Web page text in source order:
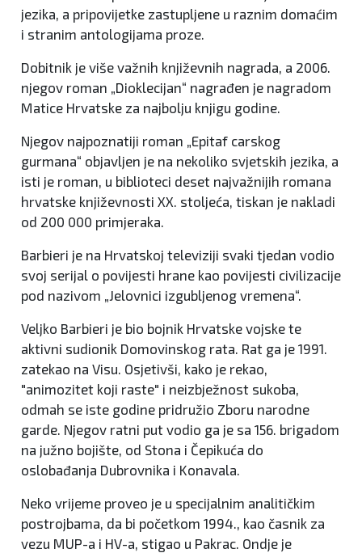
jezika, a pripovijetke zastupljene u raznim domaćim
i stranim antologijama proze.
Dobitnik je više važnih književnih nagrada, a 2006.
njegov roman „Dioklecijan“ nagrađen je nagradom
Matice Hrvatske za najbolju knjigu godine.
Njegov najpoznatiji roman „Epitaf carskog
gurmana“ objavljen je na nekoliko svjetskih jezika, a
isti je roman, u biblioteci deset najvažnijih romana
hrvatske književnosti XX. stoljeća, tiskan je nakladi
od 200 000 primjeraka.
Barbieri je na Hrvatskoj televiziji svaki tjedan vodio
svoj serijal o povijesti hrane kao povijesti civilizacije
pod nazivom „Jelovnici izgubljenog vremena“.
Veljko Barbieri je bio bojnik Hrvatske vojske te
aktivni sudionik Domovinskog rata. Rat ga je 1991.
zatekao na Visu. Osjetivši, kako je rekao,
"animozitet koji raste" i neizbježnost sukoba,
odmah se iste godine pridružio Zboru narodne
garde. Njegov ratni put vodio ga je sa 156. brigadom
na južno bojište, od Stona i Čepikuća do
oslobađanja Dubrovnika i Konavala.
Neko vrijeme proveo je u specijalnim analitičkim
postrojbama, da bi početkom 1994., kao časnik za
vezu MUP-a i HV-a, stigao u Pakrac. Ondje je